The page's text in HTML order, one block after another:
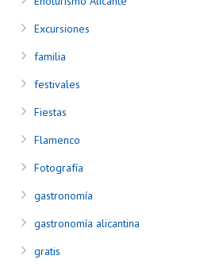
Excursiones
familia
festivales
Fiestas
Flamenco
Fotografía
gastronomía
gastronomía alicantina
gratis